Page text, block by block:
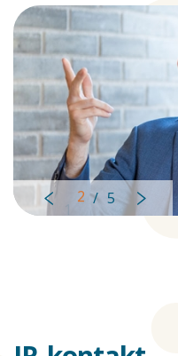
Left 2 / 5 Right